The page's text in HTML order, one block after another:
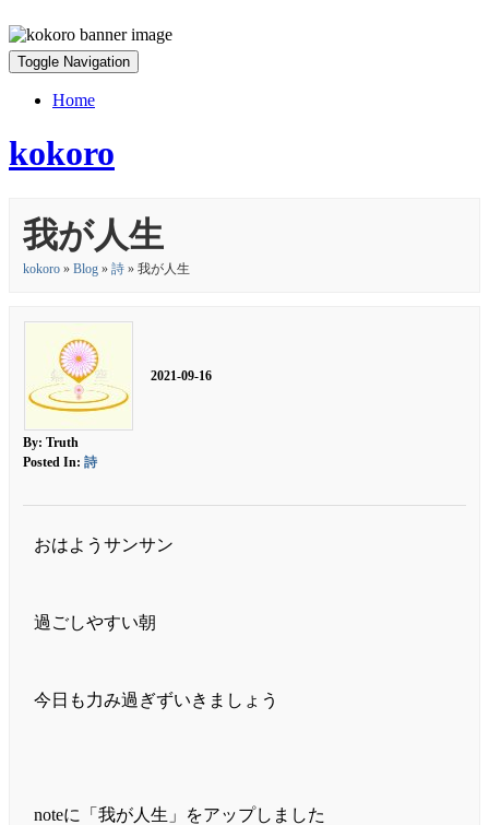
Toggle Navigation
Home
kokoro
我が人生
kokoro » Blog » 詩 » 我が人生
2021-09-16
By: Truth
Posted In: 詩
おはようサンサン
過ごしやすい朝
今日も力み過ぎずいきましょう
noteに「我が人生」をアップしました